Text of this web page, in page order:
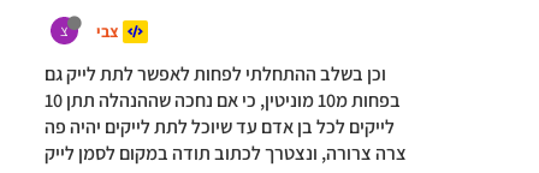
צ צבי
וכן בשלב ההתחלתי לפחות לאפשר לתת לייק גם
בפחות מ10 מוניטין, כי אם נחכה שההנהלה תתן 10
לייקים לכל בן אדם עד שיוכל לתת לייקים יהיה פה
צרה צרורה, ונצטרך לכתוב תודה במקום לסמן לייק